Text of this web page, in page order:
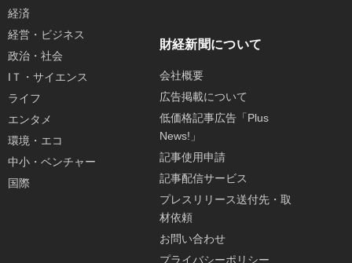
経済
経営・ビジネス
政治・社会
IＴ・サイエンス
ライフ
エンタメ
環境・エコ
中小・ベンチャー
国際
財経新聞について
会社概要
広告掲載について
低価格記事広告「Plus
News!」
記事使用申請
記事配信サービス
プレスリリース送付先・取
材依頼
お問い合わせ
プライバシーポリシー